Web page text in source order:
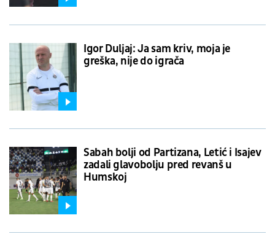
Igor Duljaj: Ja sam kriv, moja je
greška, nije do igrača
Sabah bolji od Partizana, Letić i Isajev
zadali glavobolju pred revanš u
Humskoj